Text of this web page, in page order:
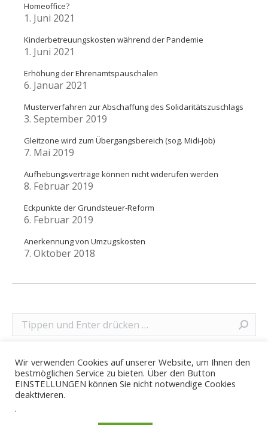
Homeoffice?
1. Juni 2021
Kinderbetreuungskosten während der Pandemie
1. Juni 2021
Erhöhung der Ehrenamtspauschalen
6. Januar 2021
Musterverfahren zur Abschaffung des Solidaritätszuschlags
3. September 2019
Gleitzone wird zum Übergangsbereich (sog. Midi-Job)
7. Mai 2019
Aufhebungsverträge können nicht widerufen werden
8. Februar 2019
Eckpunkte der Grundsteuer-Reform
6. Februar 2019
Anerkennung von Umzugskosten
7. Oktober 2018
Search:
Wir verwenden Cookies auf unserer Website, um Ihnen den
bestmöglichen Service zu bieten. Über den Button
EINSTELLUNGEN können Sie nicht notwendige Cookies
deaktivieren.
.